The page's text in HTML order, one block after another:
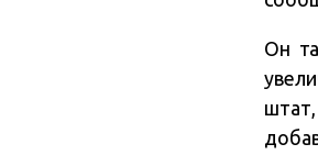
Он